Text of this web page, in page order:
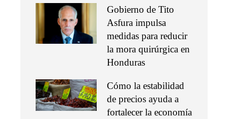
Gobierno de Tito
Asfura impulsa
medidas para reducir
la mora quirúrgica en
Honduras
Cómo la estabilidad
de precios ayuda a
fortalecer la economía